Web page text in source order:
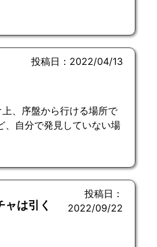
投稿日：2022/04/13
、序盤から行ける場所で
、自分で発見していない場
は引く
投稿日：
2022/09/22